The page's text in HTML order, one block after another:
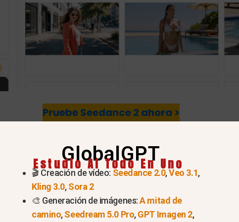
Pruebe Seedance 2 ahora >
fotos”: Por qué lo cambia
coherencia de caracteres
IA siempre ha sido mantener el mismo aspecto de los
1 (El número específico de la imagen depende
GlobalGPT
Estudio AI Todo En Uno
🎬 Creación de vídeo: Seedance 2.0,Veo 3.1,
Kling 3.0,Sora 2
🎨 Generación de imágenes:A mitad de
camino,Seedream 5.0 Pro,GPT Imagen 2,